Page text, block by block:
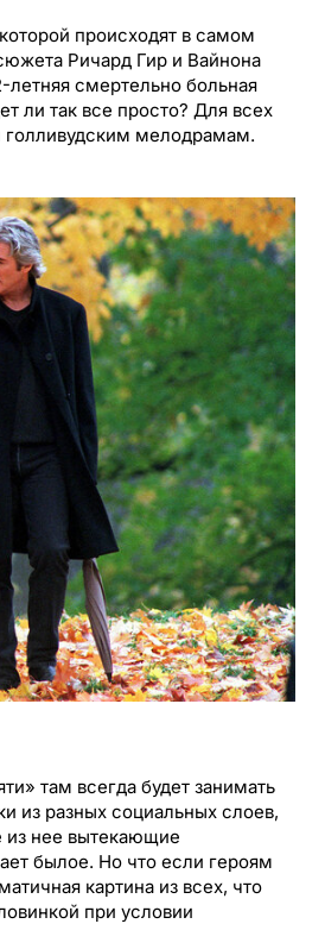
происходят в самом
Ричард Гир и Вайнона
смертельно больная
ли так все просто? Для всех
мелодрамам.
там всегда будет занимать
из разных социальных слоев,
из нее вытекающие
былое. Но что если героям
картина из всех, что
при условии